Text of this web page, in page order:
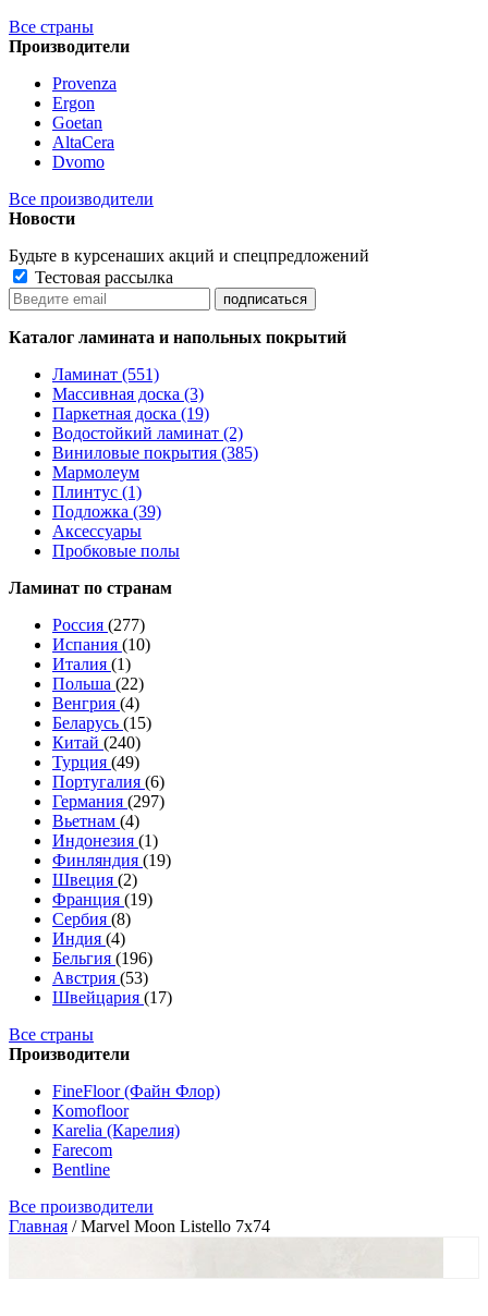
Все страны
Производители
Provenza
Ergon
Goetan
AltaСera
Dvomo
Все производители
Новости
Будьте в курсенаших акций и спецпредложений
Тестовая рассылка
Каталог ламината и напольных покрытий
Ламинат (551)
Массивная доска (3)
Паркетная доска (19)
Водостойкий ламинат (2)
Виниловые покрытия (385)
Мармолеум
Плинтус (1)
Подложка (39)
Аксессуары
Пробковые полы
Ламинат по странам
Россия (277)
Испания (10)
Италия (1)
Польша (22)
Венгрия (4)
Беларусь (15)
Китай (240)
Турция (49)
Португалия (6)
Германия (297)
Вьетнам (4)
Индонезия (1)
Финляндия (19)
Швеция (2)
Франция (19)
Сербия (8)
Индия (4)
Бельгия (196)
Австрия (53)
Швейцария (17)
Все страны
Производители
FineFloor (Файн Флор)
Komofloor
Karelia (Карелия)
Farecom
Bentline
Все производители
Главная /Marvel Moon Listello 7x74